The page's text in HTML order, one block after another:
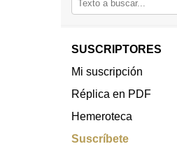
SUSCRIPTORES
Mi suscripción
Réplica en PDF
Hemeroteca
Suscríbete